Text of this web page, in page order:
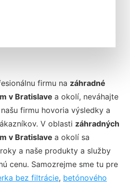
firmu na záhradné
v Bratislave a okolí, neváhajte
firmu hovoria výsledky a
V oblasti záhradných
v Bratislave a okolí sa
a naše produkty a služby
cenu. Samozrejme sme tu pre
bez filtrácie, betónového